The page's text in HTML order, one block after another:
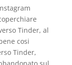
Tinder, al
cosi
Tinder,